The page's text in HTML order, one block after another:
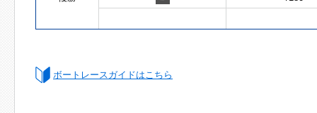
ボートレースガイドはこちら